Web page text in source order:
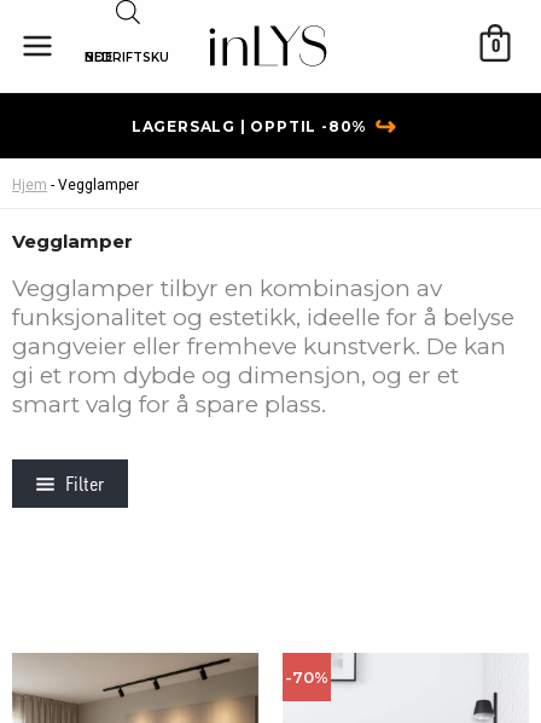
rett
innholdet
BEDRIFTSKUNDE
0
LAGERSALG | OPPTIL -80% ↪
Hjem - Vegglamper
Vegglamper
Vegglamper tilbyr en kombinasjon av
funksjonalitet og estetikk, ideelle for å belyse
gangveier eller fremheve kunstverk. De kan
gi et rom dybde og dimensjon, og er et
smart valg for å spare plass.
Filter
-70%